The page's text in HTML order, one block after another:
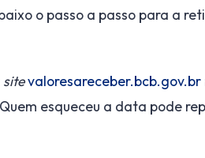
o passo a passo para a
sitevaloresareceber.bcb.gov.br
esqueceu a data pode